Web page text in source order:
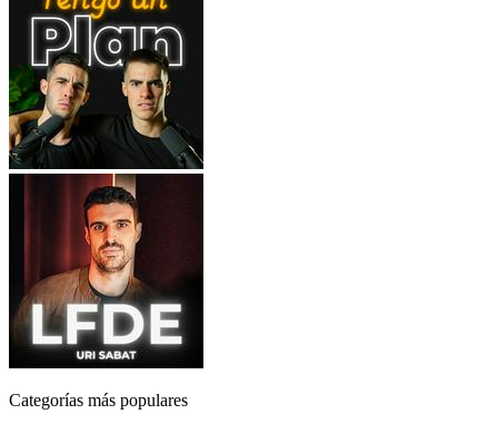
Categorías más populares